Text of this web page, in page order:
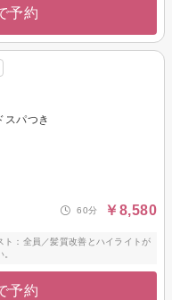
予約
スパつき
60分 ￥8,580
：全員／髪質改善とハイライトが
予約